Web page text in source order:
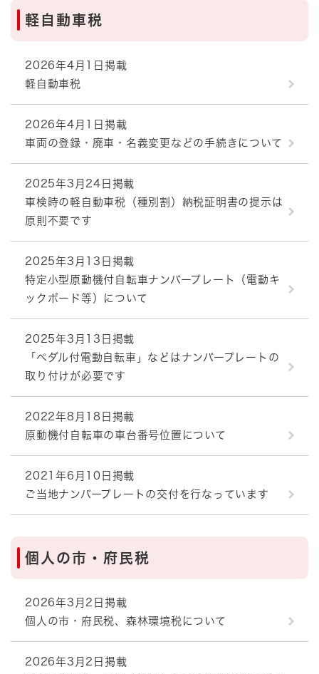
軽自動車税
2026年4月1日掲載
軽自動車税
2026年4月1日掲載
車両の登録・廃車・名義変更などの手続きについて
2025年3月24日掲載
車検時の軽自動車税（種別割）納税証明書の提示は
原則不要です
2025年3月13日掲載
特定小型原動機付自転車ナンバープレート（電動キ
ックボード等）について
2025年3月13日掲載
「ペダル付電動自転車」などはナンバープレートの
取り付けが必要です
2022年8月18日掲載
原動機付自転車の車台番号位置について
2021年6月10日掲載
ご当地ナンバープレートの交付を行なっています
個人の市・府民税
2026年3月2日掲載
個人の市・府民税、森林環境税について
2026年3月2日掲載